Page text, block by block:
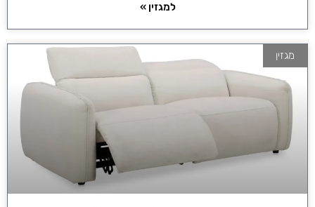
למגזין »
מגזין